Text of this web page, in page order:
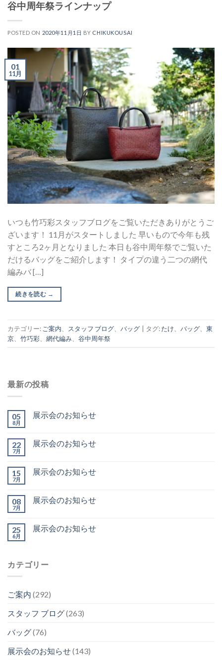
谷中周年祭ラインナップ
POSTED ON 2020年11月1日 BY CHIKUKOUSAI
01
11月
いつも竹巧彩スタッフブログをご覧いただきありがとうご
ざいます！ 11月がスタートしました 早いもので今年も残
すところ2ヶ月となりました 本日も谷中周年祭でご覧いた
だけるバッグをご紹介します！ タイプの違う二つの網代
編みバ […]
続きを読む →
カテゴリー: ご案内 スタッフ ブログ バッグ | タグ:たけ バッグ
東
京
竹巧彩 網代編み 谷中周年祭
最新の投稿
05
8月
展示会のお知らせ
22
7月
展示会のお知らせ
15
7月
展示会のお知らせ
08
7月
展示会のお知らせ
25
6月
展示会のお知らせ
カテゴリー
ご案内 (292)
スタッフ ブログ(263)
バッグ(76)
展示会のお知らせ(143)